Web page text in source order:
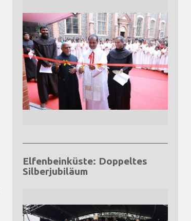
Elfenbeinküste: Doppeltes
Silberjubiläum